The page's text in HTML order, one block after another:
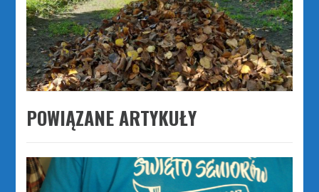
POWIĄZANE ARTYKUŁY